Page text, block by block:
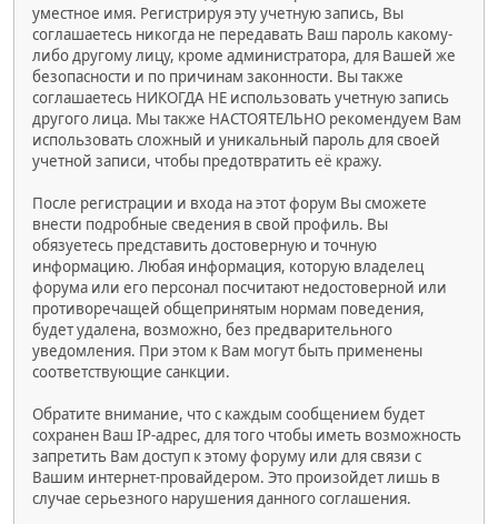
уместное имя. Регистрируя эту учетную запись, Вы
соглашаетесь никогда не передавать Ваш пароль какому-
либо другому лицу, кроме администратора, для Вашей же
безопасности и по причинам законности. Вы также
соглашаетесь НИКОГДА НЕ использовать учетную запись
другого лица. Мы также НАСТОЯТЕЛЬНО рекомендуем Вам
использовать сложный и уникальный пароль для своей
учетной записи, чтобы предотвратить её кражу.
После регистрации и входа на этот форум Вы сможете
внести подробные сведения в свой профиль. Вы
обязуетесь представить достоверную и точную
информацию. Любая информация, которую владелец
форума или его персонал посчитают недостоверной или
противоречащей общепринятым нормам поведения,
будет удалена, возможно, без предварительного
уведомления. При этом к Вам могут быть применены
соответствующие санкции.
Обратите внимание, что с каждым сообщением будет
сохранен Ваш IP-адрес, для того чтобы иметь возможность
запретить Вам доступ к этому форуму или для связи с
Вашим интернет-провайдером. Это произойдет лишь в
случае серьезного нарушения данного соглашения.